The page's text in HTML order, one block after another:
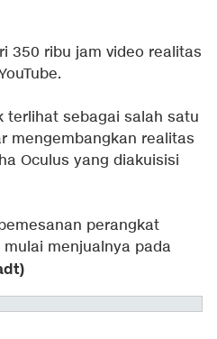
350 ribu jam video realitas
terlihat sebagai salah satu
mengembangkan realitas
Oculus yang diakuisisi
perangkat
menjualnya pada